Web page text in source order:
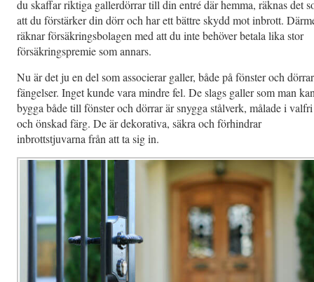
du skaffar riktiga gallerdörrar till din entré där hemma, räknas det
att du förstärker din dörr och har ett bättre skydd mot inbrott.
räknar försäkringsbolagen med att du inte behöver betala lika stor
försäkringspremie som annars.
Nu är det ju en del som associerar galler, både på fönster och
fängelser. Inget kunde vara mindre fel. De slags galler som man
bygga både till fönster och dörrar är snygga stålverk, målade i valfri
och önskad färg. De är dekorativa, säkra och förhindrar
inbrottstjuvarna från att ta sig in.